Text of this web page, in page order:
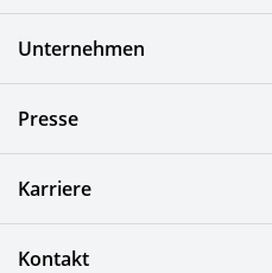
Optische Komponenten
Photovoltaiksysteme
Unternehmen
Presse
Karriere
Kontakt